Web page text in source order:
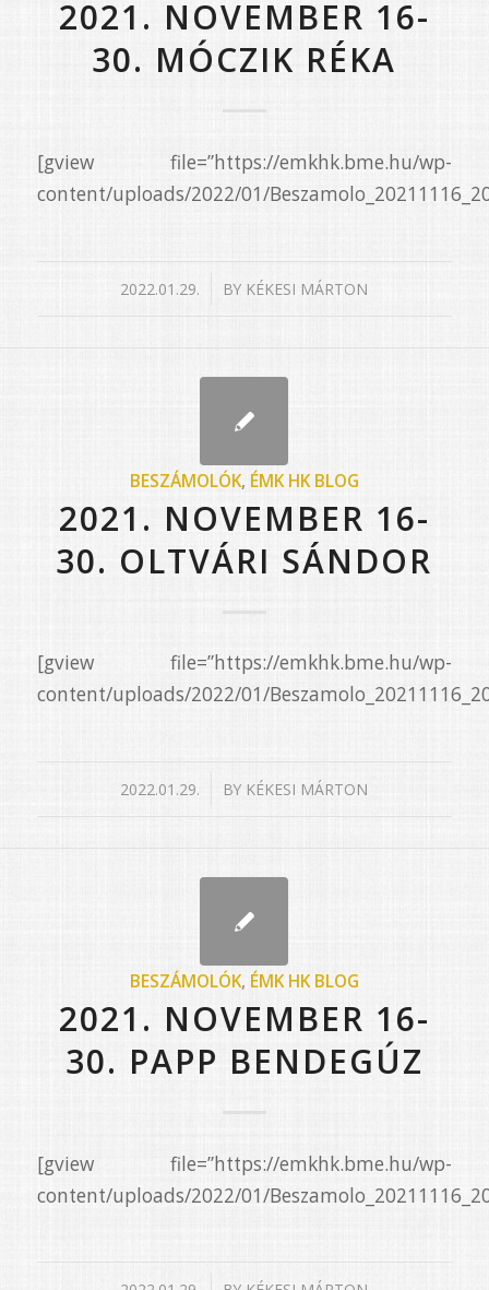
2021. NOVEMBER 16-
30. MÓCZIK RÉKA
[gview file=”https://emkhk.bme.hu/wp-
content/uploads/2022/01/
2022.01.29.
/ BY KÉKESI MÁRTON
BESZÁMOLÓK, ÉMK HK BLOG
2021. NOVEMBER 16-
30. OLTVÁRI SÁNDOR
[gview file=”https://emkhk.bme.hu/wp-
content/uploads/2022/01/
2022.01.29.
/ BY KÉKESI MÁRTON
BESZÁMOLÓK, ÉMK HK BLOG
2021. NOVEMBER 16-
30. PAPP BENDEGÚZ
[gview file=”https://emkhk.bme.hu/wp-
content/uploads/2022/01/